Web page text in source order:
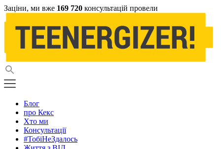
Заціни, ми вже 169 720 консультацій провели
Блог
про Кекс
Хто ми
Консультації
#ТобіНеЗдалось